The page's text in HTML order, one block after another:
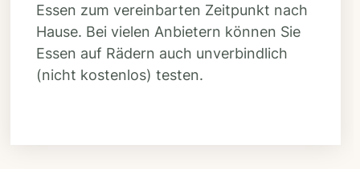
Essen zum vereinbarten Zeitpunkt nach
Hause. Bei vielen Anbietern können Sie
Essen auf Rädern auch unverbindlich
(nicht kostenlos) testen.